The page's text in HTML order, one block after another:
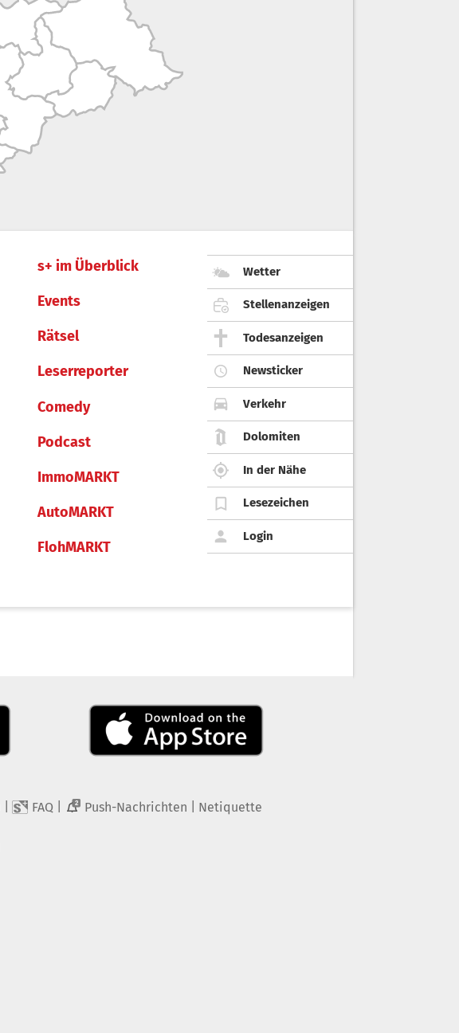
s+ im Überblick
Events
Rätsel
Leserreporter
Comedy
Podcast
ImmoMARKT
AutoMARKT
FlohMARKT
Wetter
Stellenanzeigen
Todesanzeigen
Newsticker
Verkehr
Dolomiten
In der Nähe
Lesezeichen
Login
FAQ 2 Push-Nachrichten Netiquette